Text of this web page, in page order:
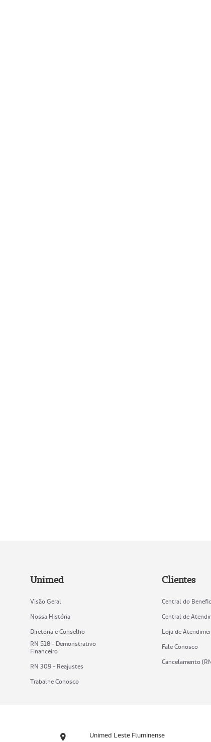
Unimed
Visão Geral
Nossa História
Diretoria e Conselho
RN 518 - Demonstrativo
Financeiro
RN 309 - Reajustes
Trabalhe Conosco
Clientes
Central do
Central de
Loja de
Fale Conosco
Cancelamento
Unimed Leste Fluminense